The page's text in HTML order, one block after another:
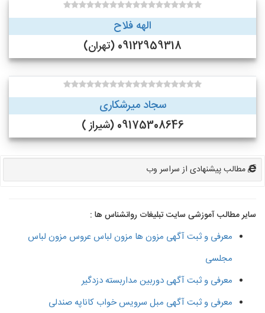
الهه فلاح
09122959318 (تهران)
سجاد میرشکاری
09175308646 (شیراز )
مطالب پیشنهادی از سراسر وب
سایر مطالب آموزشی سایت تبلیغات روانشناس ها :
معرفی و ثبت آگهی مزون ها مزون لباس عروس مزون لباس
مجلسی
معرفی و ثبت آگهی دوربین مداربسته دزدگیر
معرفی و ثبت آگهی مبل سرویس خواب کاناپه صندلی